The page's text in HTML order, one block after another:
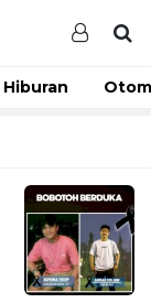
Hiburan